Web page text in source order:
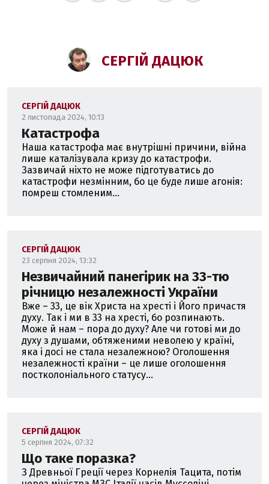
СЕРГІЙ ДАЦЮК
СЕРГІЙ ДАЦЮК
2 листопада 2024, 10:13
Катастрофа
Наша катастрофа має внутрішні причини, війна
лише каталізувала кризу до катастрофи.
Зазвичай ніхто не може підготуватись до
катастрофи незмінним, бо це буде лише агонія:
помреш стомленим...
СЕРГІЙ ДАЦЮК
23 серпня 2024, 13:32
Незвичайний панегірик на 33-тю
річницю незалежності України
Вже – 33, це вік Христа на хресті і Його причастя
духу. Так і ми в 33 на хресті, бо розпинають.
Може й нам – пора до духу? Але чи готові ми до
духу з душами, обтяженими неволею у країні,
яка і досі не стала незалежною? Оголошення
незалежності країни – це лише оголошення
постколоніального статусу...
СЕРГІЙ ДАЦЮК
5 серпня 2024, 07:32
Що таке поразка?
З Древньої Греції через Корнелія Тацита, потім